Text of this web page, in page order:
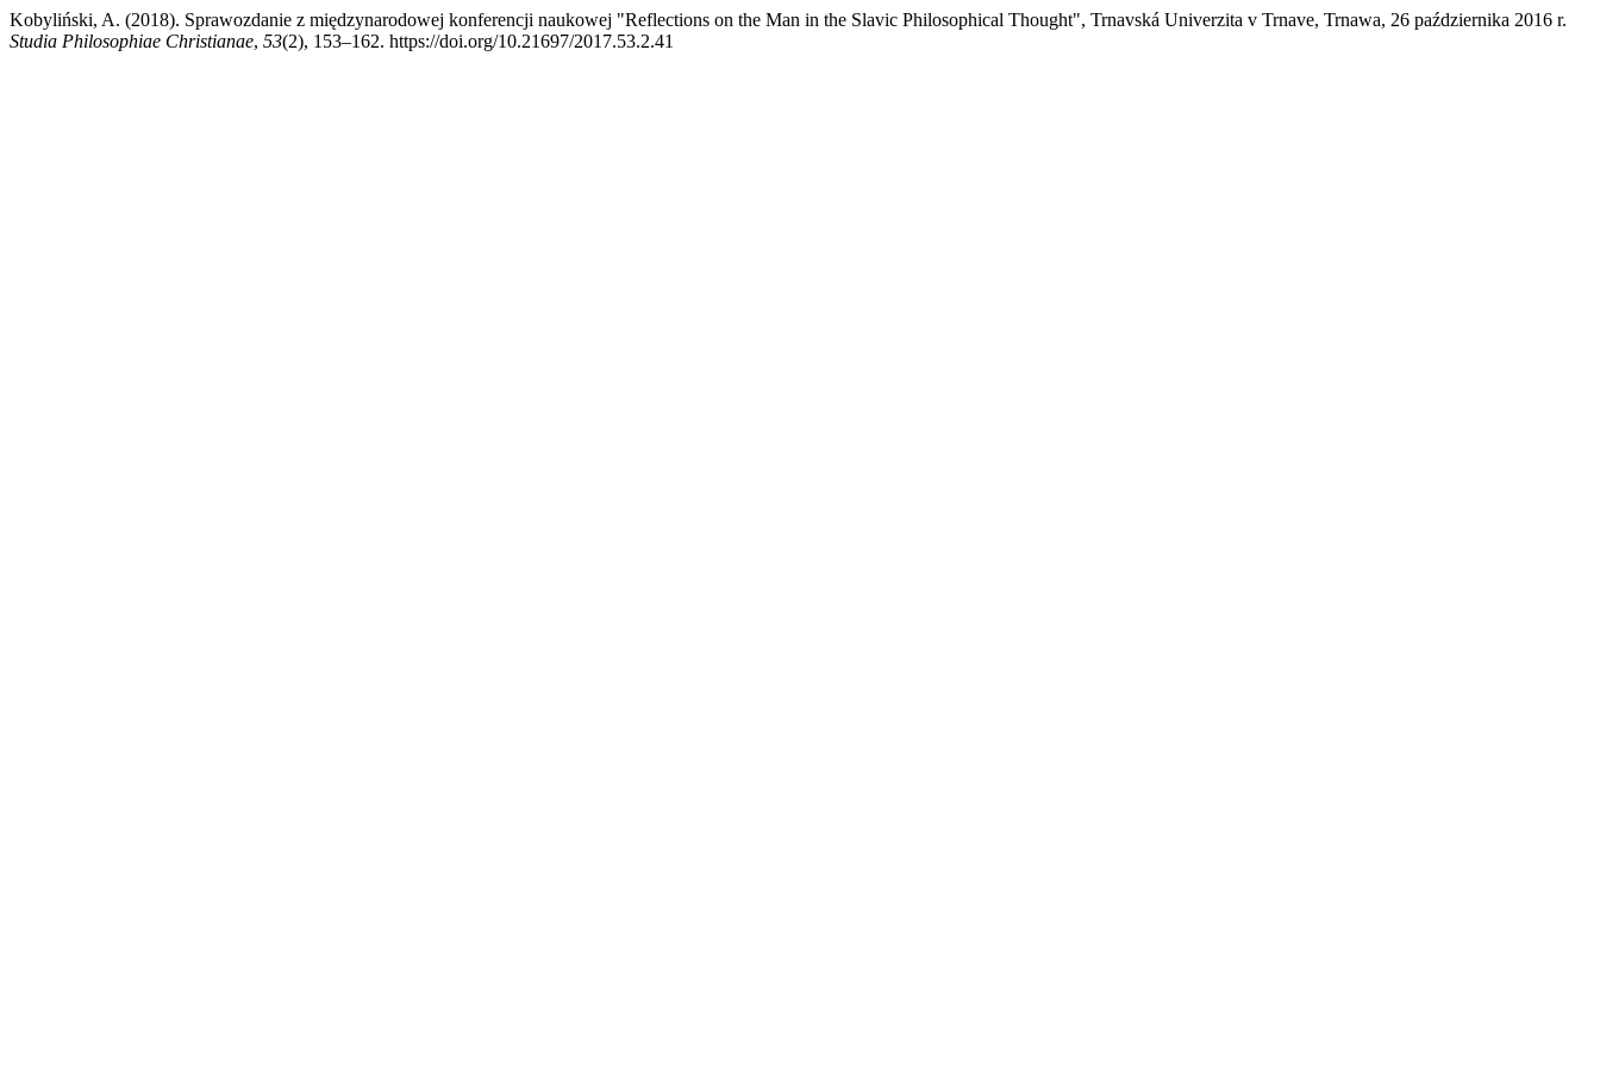
Kobyliński, A. (2018). Sprawozdanie z międzynarodowej konferencji naukowej "Reflections on the Man in the Slavic Philosophical Thought", Trnavská Univerzita v Trnave, Trnawa, 26 października 2016 r.
Studia Philosophiae Christianae, 53(2), 153–162. https://doi.org/10.21697/2017.53.2.41